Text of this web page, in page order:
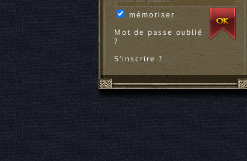
mémoriser
Mot de passe oublié
?
S'inscrire ?